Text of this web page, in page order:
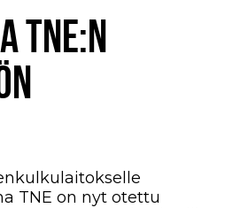
TNE:N
TNE on nyt otettu